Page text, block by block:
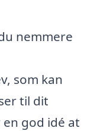
nemmere
som kan
til dit
god idé at